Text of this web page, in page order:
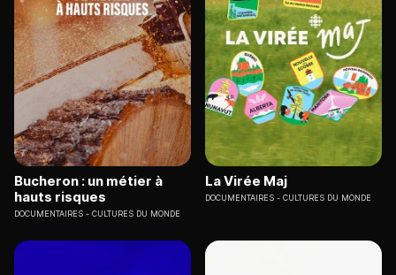
Bucheron : un métier à
hauts risques
DOCUMENTAIRES CULTURES DU MONDE
La Virée Maj
DOCUMENTAIRES CULTURES DU MONDE